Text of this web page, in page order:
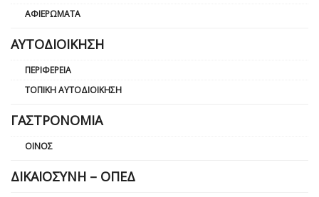
ΑΦΙΕΡΏΜΑΤΑ
ΑΥΤΟΔΙΟΊΚΗΣΗ
ΠΕΡΙΦΈΡΕΙΑ
ΤΟΠΙΚΉ ΑΥΤΟΔΙΟΊΚΗΣΗ
ΓΑΣΤΡΟΝΟΜΊΑ
ΟΊΝΟΣ
ΔΙΚΑΙΟΣΎΝΗ – ΟΠΕΔ